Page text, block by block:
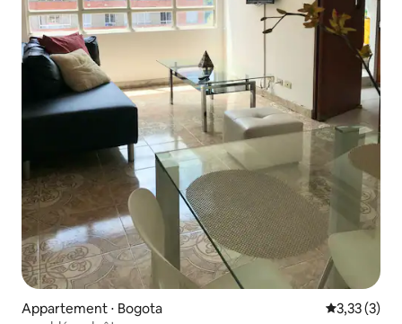
Appartement ⋅ Bogota Évaluation
3,33 (3)